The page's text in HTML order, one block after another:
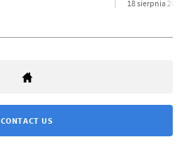
18 sierpnia 2008
CONTACT US